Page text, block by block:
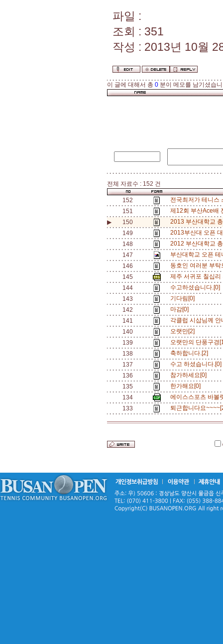
파일 :
조회 : 351
작성 : 2013년 10월
이 글에 대해서 총 0 분이 메모를 남기셨습
전체 자료수 : 152 건
152
전국최저가 테니스
151
제12회 부산Ace배
▶
150
2013 부산대학교
149
2013부산대 오픈
148
2012 부산대학교
147
부산대학교 오픈
146
동호인 여러분 부
145
제주 서귀포 칠십
144
수고하셨습니다.[0]
143
기다림[0]
142
마감[0]
141
각클럽 시삽님께
140
오랫만[2]
139
오랫만의 단풍구
138
축하합니다.[2]
137
수고 하셨습니다
136
참가하세요[0]
135
한가해요[0]
134
에이스스포츠 바볼
133
퇴근합니다요